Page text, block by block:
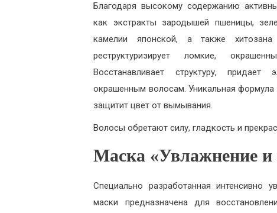
Благодаря высокому содержанию
как экстракты зародышей пшеницы,
камелии японской, а также
реструктуризирует ломкие,
Восстанавливает структуру,
окрашенным волосам. Уникальная формула
защитит цвет от вымывания.
Волосы обретают силу, гладкость и
Маска «Увлажнение и
Специально разработанная
маски предназначена для